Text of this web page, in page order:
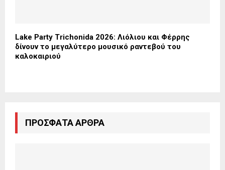
Lake Party Trichonida 2026: Λιόλιου και Φέρρης
δίνουν το μεγαλύτερο μουσικό ραντεβού του
καλοκαιριού
ΠΡΌΣΦΑΤΑ ΆΡΘΡΑ